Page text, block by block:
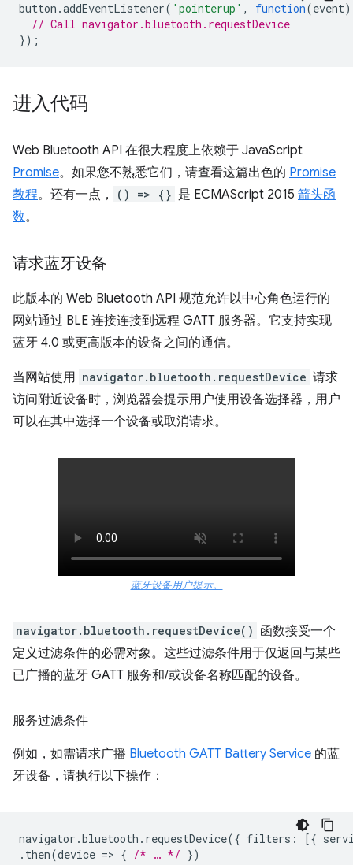
button .addEventListener( 'pointerup' , function(event)
// Call navigator.bluetooth.requestDevice
});
进入代码
Web Bluetooth API 在很大程度上依赖于 JavaScript
Promise。如果您不熟悉它们，请查看这篇出色的 Promise
教程。还有一点， () => {} 是 ECMAScript 2015 箭头函
数。
请求蓝牙设备
此版本的 Web Bluetooth API 规范允许以中心角色运行的
网站通过 BLE 连接连接到远程 GATT 服务器。它支持实现
蓝牙 4.0 或更高版本的设备之间的通信。
当网站使用 navigator.bluetooth.requestDevice 请求
访问附近设备时，浏览器会提示用户使用设备选择器，用户
可以在其中选择一个设备或取消请求。
蓝牙设备用户提示。
navigator.bluetooth.requestDevice() 函数接受一个
定义过滤条件的必需对象。这些过滤条件用于仅返回与某些
已广播的蓝牙 GATT 服务和/或设备名称匹配的设备。
服务过滤条件
例如，如需请求广播 Bluetooth GATT Battery Service 的蓝
牙设备，请执行以下操作：
navigator .bluetooth . requestDevice({ filters : [{
. then(device => { /* … */ })